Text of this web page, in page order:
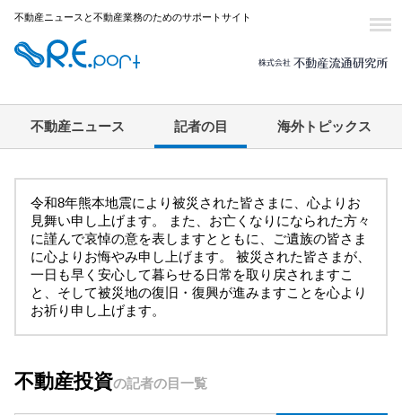
不動産ニュースと不動産業務のためのサポートサイト
不動産ニュース 記者の目 海外トピックス
令和8年熊本地震により被災された皆さまに、心よりお
見舞い申し上げます。 また、お亡くなりになられた方々
に謹んで哀悼の意を表しますとともに、ご遺族の皆さま
に心よりお悔やみ申し上げます。 被災された皆さまが、
一日も早く安心して暮らせる日常を取り戻されますこ
と、そして被災地の復旧・復興が進みますことを心より
お祈り申し上げます。
不動産投資の記者の目一覧